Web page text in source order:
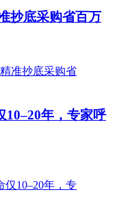
抄底采购省百万
10–20年，专家呼